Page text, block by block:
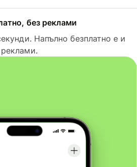
без реклами
Напълно безплатно е и